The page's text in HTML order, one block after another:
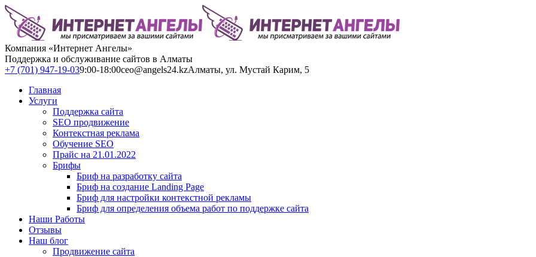
Компания «Интернет Ангелы»
Поддержка и обслуживание сайтов в Алматы
+7 (701) 947-19-039:00-18:00ceo@angels24.kzАлматы, ул. Мустай Карим, 5
Главная
Услуги
Поддержка сайта
SEO продвижение
Контекстная реклама
Обучение SEO
Прайс на 21.01.2022
Брифы
Бриф на разработку сайта
Бриф на создание Landing Page
Бриф для настройки контекстной рекламы
Бриф для определения объема работ по поддержке сайта
Наши Работы
Отзывы
Наш блог
Продвижение сайта